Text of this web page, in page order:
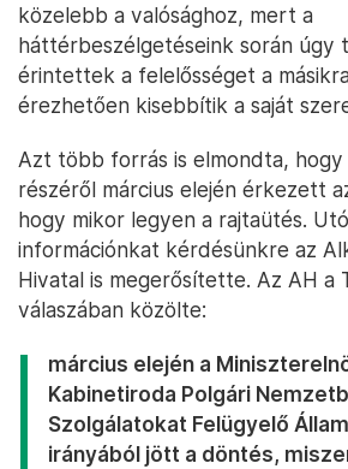
közelebb a valósághoz, mert a
háttérbeszélgetéseink során úgy
érintettek a felelősséget a
érezhetően kisebbítik a saját
Azt több forrás is elmondta, hogy
részéről március elején érkezett
hogy mikor legyen a rajtaütés.
információnkat kérdésünkre az
Hivatal is megerősítette. Az AH a
válaszában közölte:
március elején a
Kabinetiroda Polgári
Szolgálatokat Felügyelő
irányából jött a döntés,